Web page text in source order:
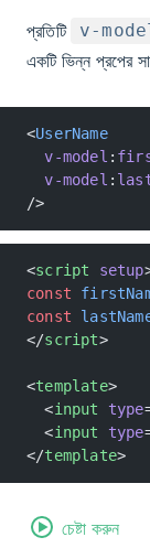
প্রতিটি v-
একটি ভিন্ন প্রপের
<UserName
  v-model
:
  v-model
:
/>
<script setup
const
const
</script>
<template>
  <
input type
  <
input type
</template>
চেষ্টা করুন